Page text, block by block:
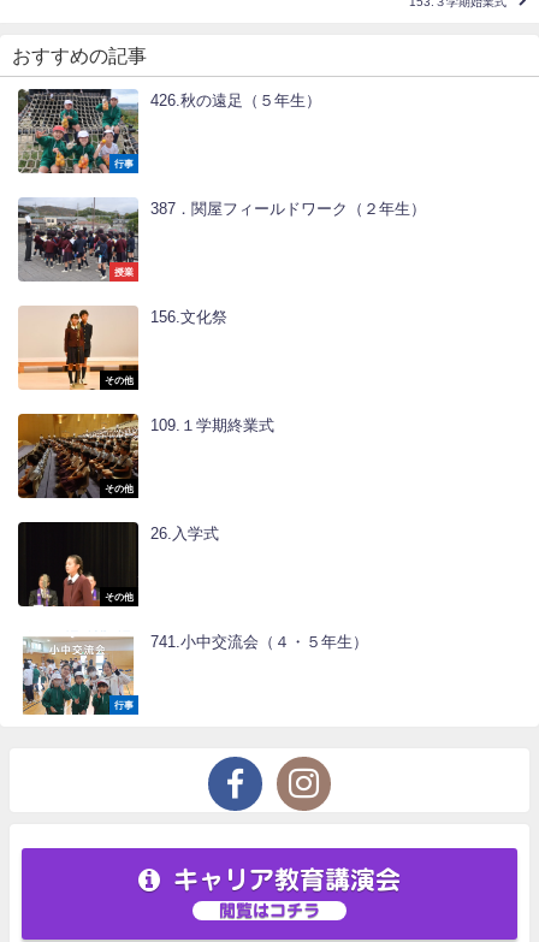
153.３学期始業式
おすすめの記事
行事
426.秋の遠足（５年生）
授業
387．関屋フィールドワーク（２年生）
その他
156.文化祭
その他
109.１学期終業式
その他
26.入学式
行事
741.小中交流会（４・５年生）
キャリア教育講演会
閲覧はコチラ